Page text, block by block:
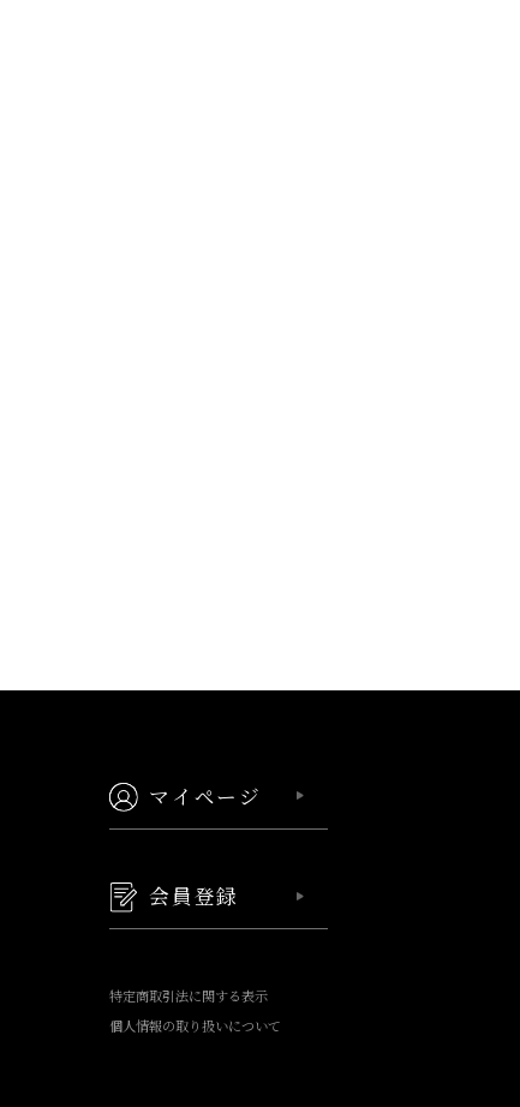
マイページ
会員登録
特定商取引法に関する表示
個人情報の取り扱いについて